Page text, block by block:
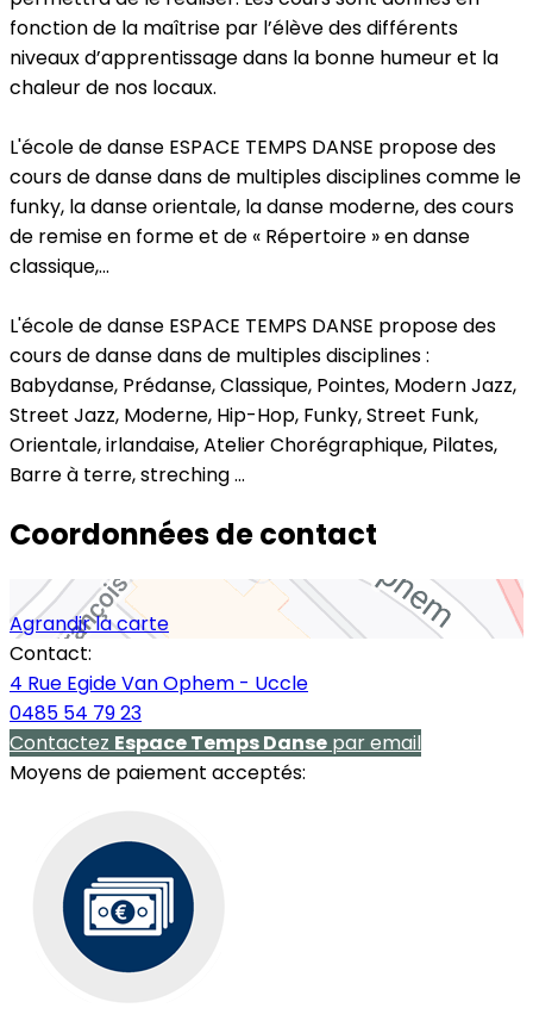
fonction de la maîtrise par l’élève des différents
niveaux d’apprentissage dans la bonne humeur et la
chaleur de nos locaux.
L'école de danse ESPACE TEMPS DANSE propose des
cours de danse dans de multiples disciplines comme le
funky, la danse orientale, la danse moderne, des cours
de remise en forme et de « Répertoire » en danse
classique,...
L'école de danse ESPACE TEMPS DANSE propose des
cours de danse dans de multiples disciplines :
Babydanse, Prédanse, Classique, Pointes, Modern Jazz,
Street Jazz, Moderne, Hip-Hop, Funky, Street Funk,
Orientale, irlandaise, Atelier Chorégraphique, Pilates,
Barre à terre, streching ...
Coordonnées de contact
Agrandir la carte
Contact:
4 Rue Egide Van Ophem - Uccle
0485 54 79 23
Contactez Espace Temps Danse par email
Moyens de paiement acceptés: